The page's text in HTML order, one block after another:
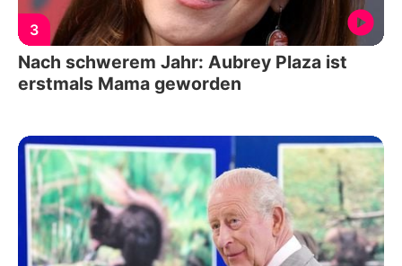
3
Nach schwerem Jahr: Aubrey Plaza ist
erstmals Mama geworden